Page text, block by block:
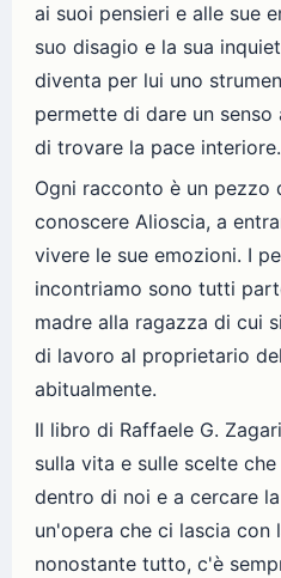
ai suoi pensieri e alle sue
suo disagio e la sua
diventa per lui uno
permette di dare un
di trovare la pace interiore.
Ogni racconto è un pezzo
conoscere Alioscia, a
vivere le sue emozioni. I
incontriamo sono tutti
madre alla ragazza di cui
di lavoro al proprietario
abitualmente.
Il libro di Raffaele G.
sulla vita e sulle scelte
dentro di noi e a cercare
un'opera che ci lascia con
nonostante tutto, c'è